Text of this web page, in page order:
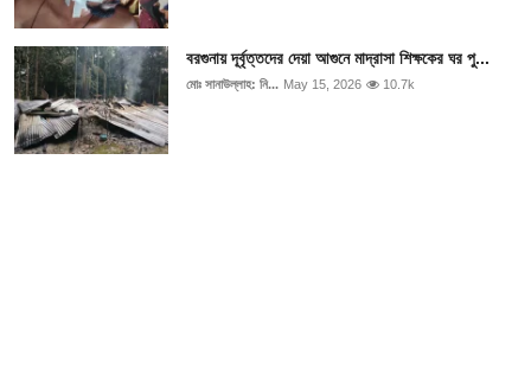
বরগুনায় দূর্বৃত্তদের দেয়া আগুনে মাদ্রাসা শিক্ষকের ঘর পু...
মোঃ সানাউল্লাহ: নি... May 15, 2026 10.7k